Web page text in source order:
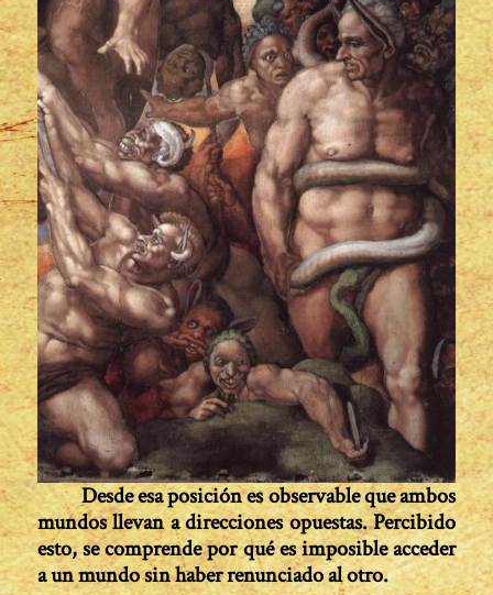
Desde esa posición es observable que ambos
mundos llevan a direcciones opuestas. Percibido
esto, se comprende por qué es imposible acceder
a un mundo sin haber renunciado al otro.